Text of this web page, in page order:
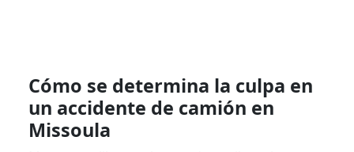
Cómo se determina la culpa en
un accidente de camión en
Missoula